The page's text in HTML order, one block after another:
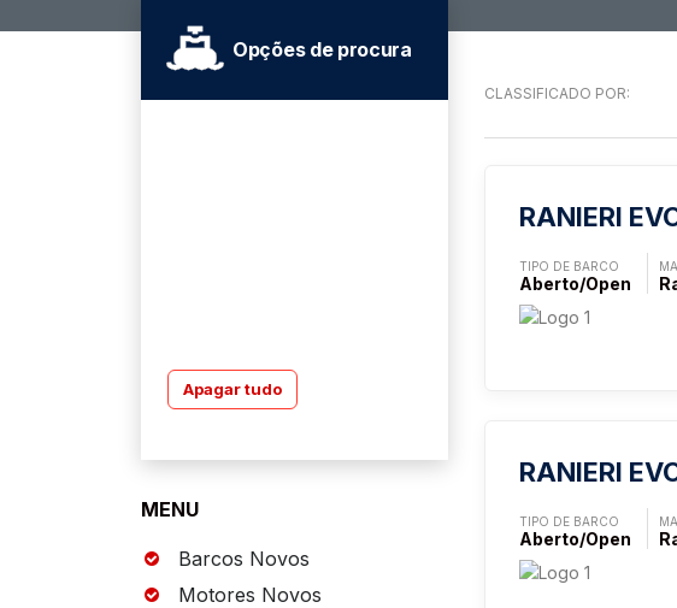
Opções de procura
Apagar tudo
MENU
Barcos Novos
Motores Novos
CLASSIFICADO POR:
RANIERI
TIPO DE BARCO
Aberto/Open
RANIERI
TIPO DE BARCO
Aberto/Open